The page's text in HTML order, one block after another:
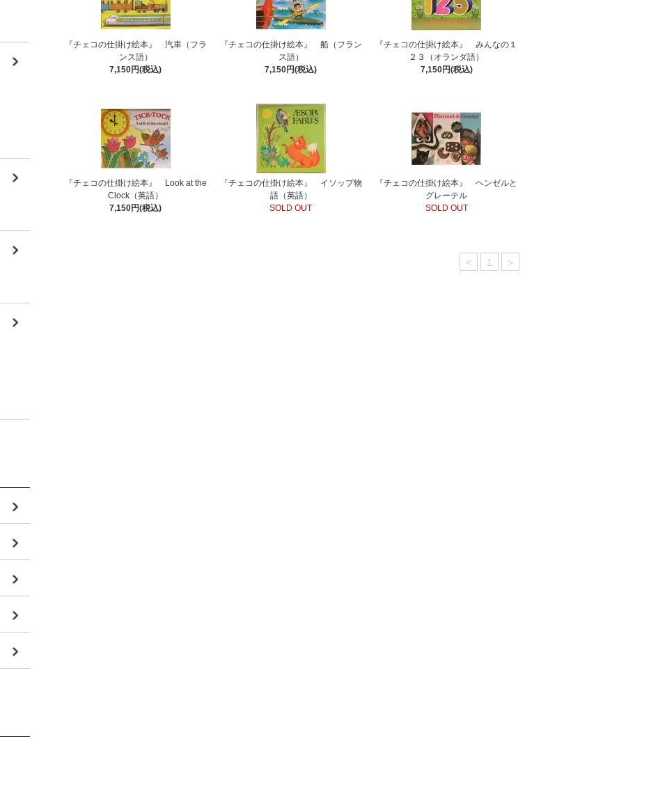
『チェコの仕掛け絵本』 汽車（フラ
ンス語）
7,150円(税込)
『チェコの仕掛け絵本』 船（フラン
ス語）
7,150円(税込)
『チェコの仕掛け絵本』 みんなの１
２３（オランダ語）
7,150円(税込)
『チェコの仕掛け絵本』 Look at the
Clock（英語）
7,150円(税込)
『チェコの仕掛け絵本』 イソップ物
語（英語）
SOLD OUT
『チェコの仕掛け絵本』 ヘンゼルと
グレーテル
SOLD OUT
< 1 >